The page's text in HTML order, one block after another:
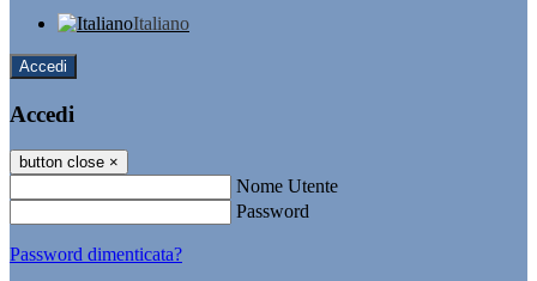
Italiano
Accedi
Accedi
button close ×
Nome Utente
Password
Password dimenticata?